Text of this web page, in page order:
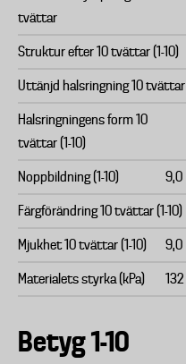
tvättar
Struktur efter 10 tvättar (1-10)
Uttänjd halsringning 10 tvättar
Halsringningens form 10
tvättar (1-10)
Noppbildning (1-10) 9,0
Färgförändring 10 tvättar (1-10)
Mjukhet 10 tvättar (1-10) 9,0
Materialets styrka (kPa) 132
Betyg 1-10